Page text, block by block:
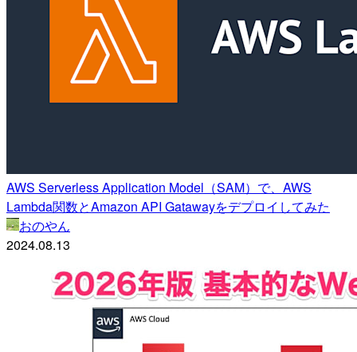
AWS Serverless Application Model（SAM）で、AWS
Lambda関数とAmazon API Gatawayをデプロイしてみた
おのやん
2024.08.13